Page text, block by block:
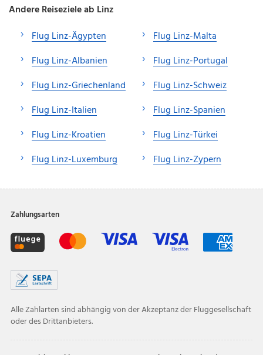
Andere Reiseziele ab Linz
Flug Linz-Ägypten
Flug Linz-Albanien
Flug Linz-Griechenland
Flug Linz-Italien
Flug Linz-Kroatien
Flug Linz-Luxemburg
Flug Linz-Malta
Flug Linz-Portugal
Flug Linz-Schweiz
Flug Linz-Spanien
Flug Linz-Türkei
Flug Linz-Zypern